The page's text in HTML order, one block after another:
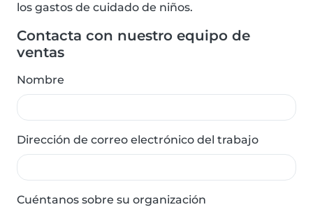
los gastos de cuidado de niños.
Contacta con nuestro equipo de
ventas
Nombre
Dirección de correo electrónico del trabajo
Cuéntanos sobre su organización